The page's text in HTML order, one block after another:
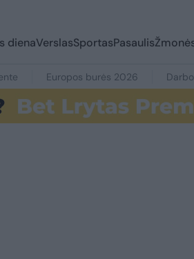
dienaVerslasSportasPasaulis
Europos burės 2026